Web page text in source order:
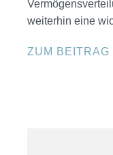
weiterhin eine
ZUM BEITRAG